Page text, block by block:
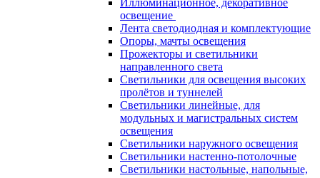
Иллюминационное, декоративное
освещение
Лента светодиодная и комплектующие
Опоры, мачты освещения
Прожекторы и светильники
направленного света
Светильники для освещения высоких
пролётов и туннелей
Светильники линейные, для
модульных и магистральных систем
освещения
Светильники наружного освещения
Светильники настенно-потолочные
Светильники настольные, напольные,